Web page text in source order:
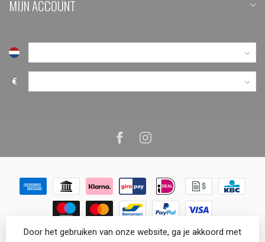
MIJN ACCOUNT
€
© Copyright 2026 VenemaTech.shop
Door het gebruiken van onze website, ga je akkoord met